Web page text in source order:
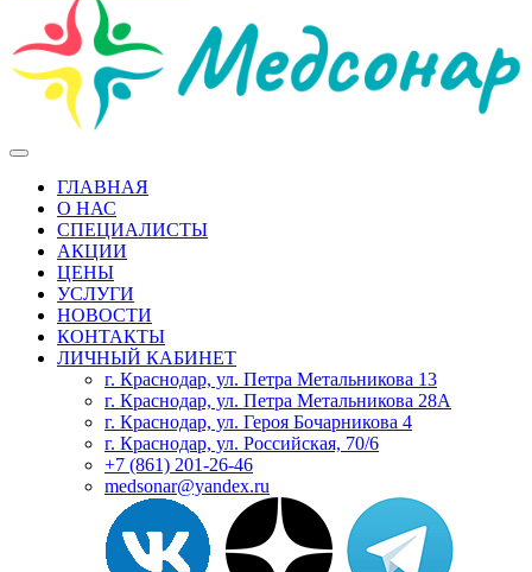
ГЛАВНАЯ
О НАС
СПЕЦИАЛИСТЫ
АКЦИИ
ЦЕНЫ
УСЛУГИ
НОВОСТИ
КОНТАКТЫ
ЛИЧНЫЙ КАБИНЕТ
г. Краснодар, ул. Петра Метальникова 13
г. Краснодар, ул. Петра Метальникова 28А
г. Краснодар, ул. Героя Бочарникова 4
г. Краснодар, ул. Российская, 70/6
+7 (861) 201-26-46
medsonar@yandex.ru